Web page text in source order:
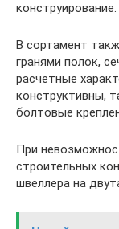
конструирование.
В сортамент
гранями полок,
расчетные
конструктивны,
болтовые
При
строительных
швеллера на